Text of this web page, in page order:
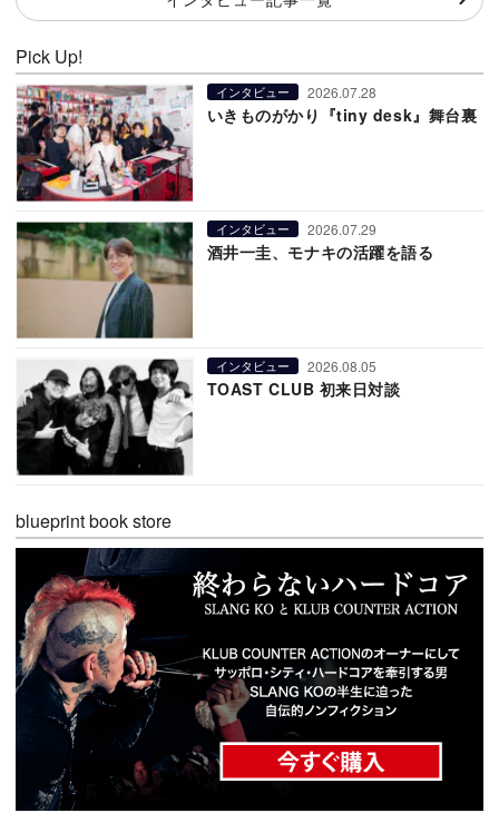
Pick Up!
インタビュー 2026.07.28
いきものがかり『tiny desk』舞台裏
インタビュー 2026.07.29
酒井一圭、モナキの活躍を語る
インタビュー 2026.08.05
TOAST CLUB 初来日対談
blueprint book store